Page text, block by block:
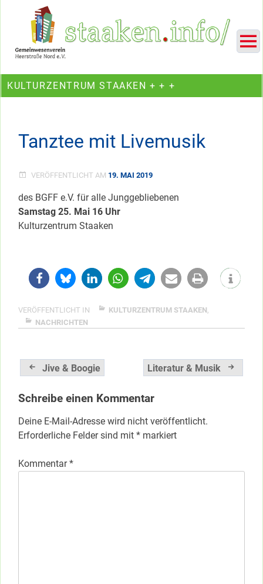
Ein Projekt des Gemeinwesenvereins Heerstraße Nord
KULTURZENTRUM STAAKEN + + +
Tanztee mit Livemusik
VERÖFFENTLICHT AM 19. MAI 2019
des BGFF e.V. für alle Junggebliebenen
Samstag 25. Mai 16 Uhr
Kulturzentrum Staaken
VERÖFFENTLICHT IN KULTURZENTRUM STAAKEN,
NACHRICHTEN
Beitragsnavigation
Jive & Boogie Literatur & Musik
Schreibe einen Kommentar
Deine E-Mail-Adresse wird nicht veröffentlicht.
Erforderliche Felder sind mit * markiert
Kommentar*